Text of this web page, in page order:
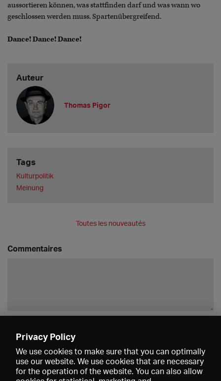
aussortieren können, was stattfinden darf und was wann wo
geschlossen werden muss. Spartenübergreifend.
Dance! Dance! Dance!
Auteur
Thomas Pigor
Tags
Kulturpolitik
Meinung
Toutes les nouveautés
Commentaires
Privacy Policy
We use cookies to make sure that you can optimally
use our website. We use cookies that are necessary
for the operation of the website. You can also allow